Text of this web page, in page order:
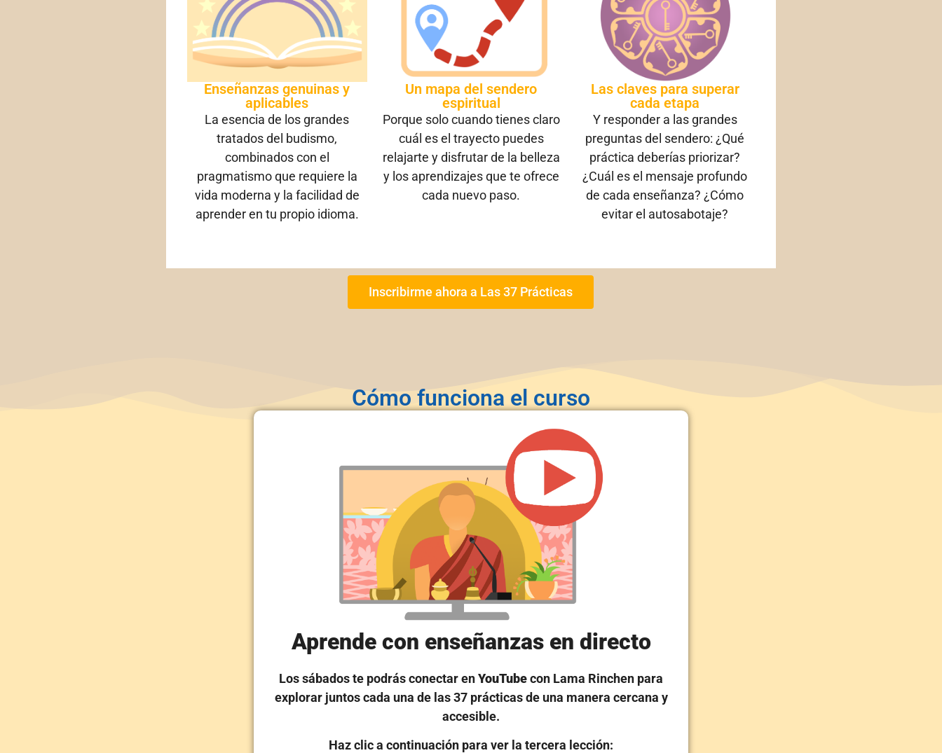
Enseñanzas genuinas y
aplicables
La esencia de los grandes
tratados del budismo,
combinados con el
pragmatismo que requiere la
vida moderna y la facilidad de
aprender en tu propio idioma.
Un mapa del sendero
espiritual
Porque solo cuando tienes claro
cuál es el trayecto puedes
relajarte y disfrutar de la belleza
y los aprendizajes que te ofrece
cada nuevo paso.
Las claves para superar
cada etapa
Y responder a las grandes
preguntas del sendero: ¿Qué
práctica deberías priorizar?
¿Cuál es el mensaje profundo
de cada enseñanza? ¿Cómo
evitar el autosabotaje?
Inscribirme ahora a Las 37 Prácticas
Cómo funciona el curso
Aprende con enseñanzas en directo
Los sábados te podrás conectar enYouTubecon Lama Rinchen para
explorar juntos cada una de las 37 prácticas de una manera cercana y
accesible.
Haz clic a continuación para ver la tercera lección: